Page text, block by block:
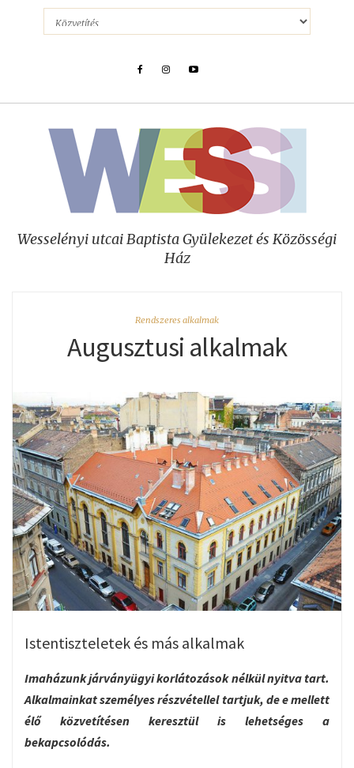
Wesselényi utcai Baptista Gyülekezet és Közösségi
Ház
Rendszeres alkalmak
Augusztusi alkalmak
Istentiszteletek és más alkalmak
Imaházunk járványügyi korlátozások nélkül nyitva tart.
Alkalmainkat személyes részvétellel tartjuk, de e mellett
élő közvetítésen keresztül is lehetséges a
bekapcsolódás.